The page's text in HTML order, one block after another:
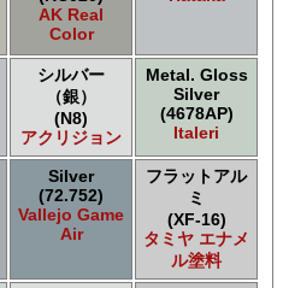
AK Real
Color
シルバー
（銀）
(N8)
アクリジョン
Metal. Gloss
Silver
(4678AP)
Italeri
Silver
(72.752)
Vallejo Game
Air
フラットアル
ミ
(XF-16)
タミヤ エナメ
ル塗料